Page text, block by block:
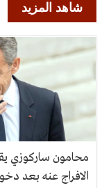
شاهد المزيد
محامون ساركوزي
الافراج عنه بعد